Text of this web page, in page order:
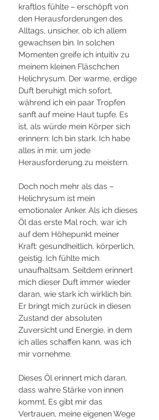
kraftlos fühlte – erschöpft von
den Herausforderungen des
Alltags, unsicher, ob ich allem
gewachsen bin. In solchen
Momenten greife ich intuitiv zu
meinem kleinen Fläschchen
Helichrysum. Der warme, erdige
Duft beruhigt mich sofort,
während ich ein paar Tropfen
sanft auf meine Haut tupfe. Es
ist, als würde mein Körper sich
erinnern: Ich bin stark. Ich habe
alles in mir, um jede
Herausforderung zu meistern.
Doch noch mehr als das –
Helichrysum ist mein
emotionaler Anker. Als ich dieses
Öl das erste Mal roch, war ich
auf dem Höhepunkt meiner
Kraft: gesundheitlich, körperlich,
geistig. Ich fühlte mich
unaufhaltsam. Seitdem erinnert
mich dieser Duft immer wieder
daran, wie stark ich wirklich bin.
Er bringt mich zurück in diesen
Zustand der absoluten
Zuversicht und Energie, in dem
ich alles schaffen kann, was ich
mir vornehme.
Dieses Öl erinnert mich daran,
dass wahre Stärke von innen
kommt. Es gibt mir das
Vertrauen, meine eigenen Wege